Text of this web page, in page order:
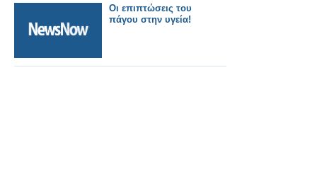
Οι επιπτώσεις του
πάγου στην υγεία!